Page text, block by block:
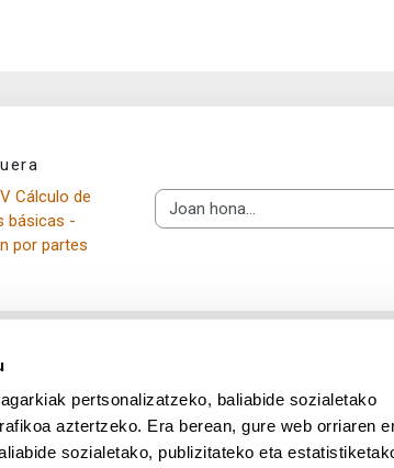
pertsonalizatzeko, baliabide sozialetako
aztertzeko. Era berean, gure web orriaren
sozialetako, publizitateko eta
Cálculo de
básicas -
por partes
Joan hona...
UPV/EHU en Facebook (abre
UPV/EHU en Twitter
UPV/EHU en
UPV/